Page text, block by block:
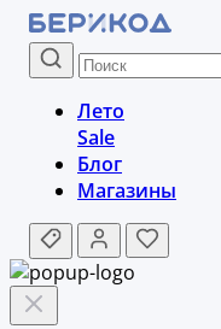
Лето
Sale
Блог
Магазины